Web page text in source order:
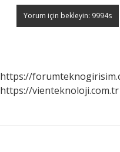
https://
https://vienteknoloji.com.tr